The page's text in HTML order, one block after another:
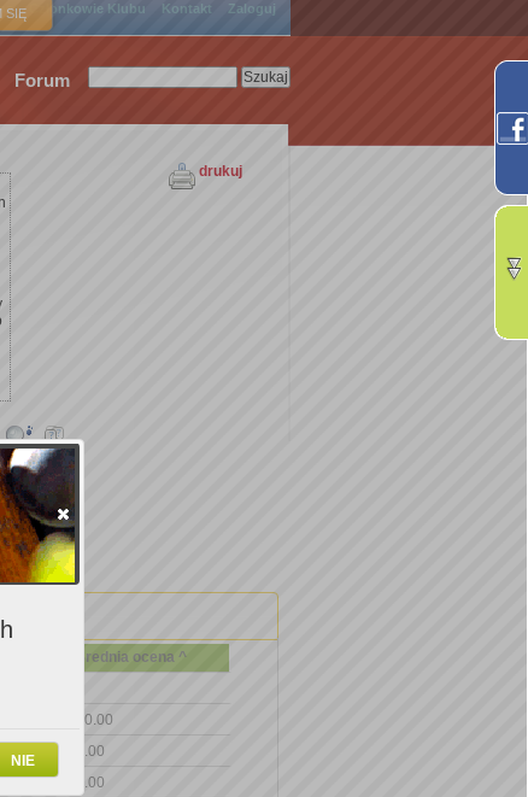
SIĘ Członkowie Klubu Kontakt Zaloguj
Forum
drukuj
Średnia ocena ^
10.00
9.00
9.00
NIE